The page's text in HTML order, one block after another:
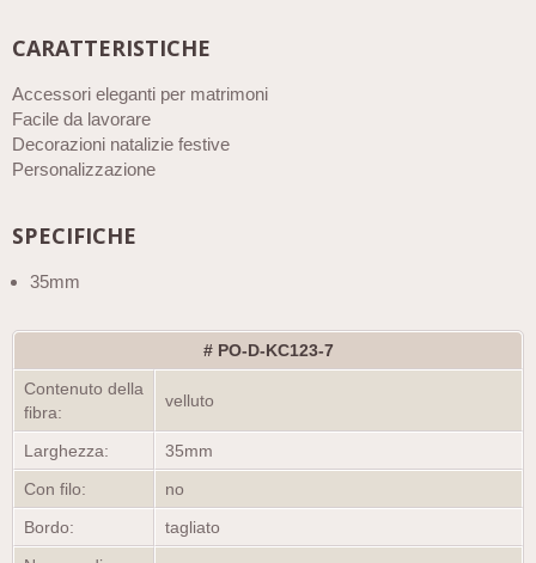
CARATTERISTICHE
Accessori eleganti per matrimoni
Facile da lavorare
Decorazioni natalizie festive
Personalizzazione
SPECIFICHE
35mm
# PO-D-KC123-7
Contenuto della
fibra:
velluto
Larghezza:
35mm
Con filo:
no
Bordo:
tagliato